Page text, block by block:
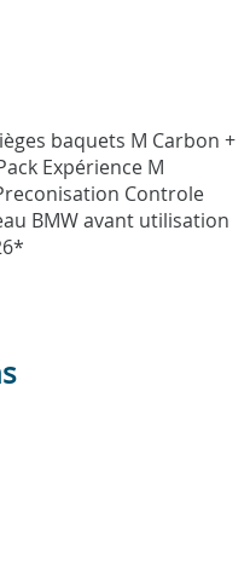
baquets M Carbon +
Expérience M
Controle
BMW avant utilisation